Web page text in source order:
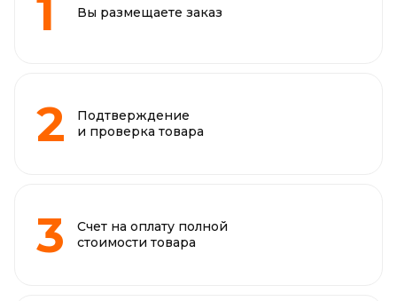
Вы размещаете заказ
Подтверждение
и проверка товара
Счет на оплату полной
стоимости товара